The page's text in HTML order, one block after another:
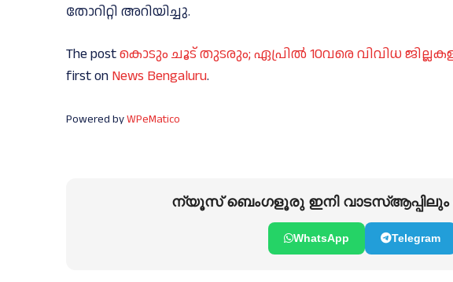
തോ​റി​റ്റി അ​റി​യി​ച്ചു.
The postകൊ​ടും ചൂ​ട് തു​ട​രും; ഏ​പ്രി​ൽ 10വ​രെ വിവിധ
first on News Bengaluru.
Powered byWPeMatico
ന്യൂസ് ബെംഗളൂരു ഇനി വാടസ്ആപ്പിലും
WhatsApp Telegram